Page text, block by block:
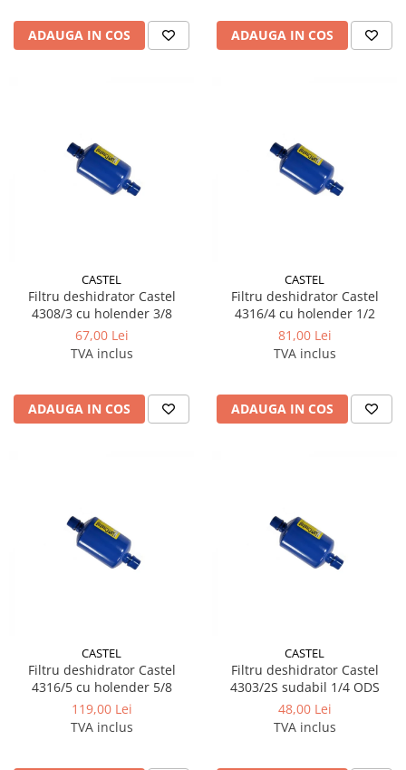
ADAUGA IN COS ADAUGA IN COS
CASTEL
Filtru deshidrator Castel
4308/3 cu holender 3/8
67,00 Lei
TVA inclus
ADAUGA IN COS
CASTEL
Filtru deshidrator Castel
4316/4 cu holender 1/2
81,00 Lei
TVA inclus
ADAUGA IN COS
CASTEL
Filtru deshidrator Castel
4316/5 cu holender 5/8
119,00 Lei
TVA inclus
CASTEL
Filtru deshidrator Castel
4303/2S sudabil 1/4 ODS
48,00 Lei
TVA inclus